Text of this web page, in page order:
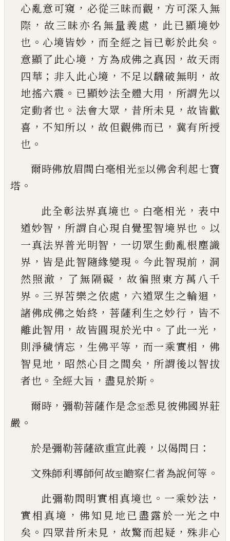
心亂意可窺 ， 必從三昧而觀 ， 方可深入無
際 ， 故三昧亦名無量義處 ， 此已顯境妙
也 。 心境皆妙 ， 而全經之旨已彰於此矣 。
意顯了此心境 ， 方為成佛之真因 ，故天雨
四華 ； 非入此心境 ， 不足以飜破無明 ， 故
地搖六震 。 已顯妙法全體大用 ， 所謂先以
定動者也 。 法會大眾 ， 昔所未見 ，故皆歡
喜 ，不知所以 ，故但觀佛而已 ， 冀有所授
也 。
爾時佛放眉間白毫相光至以佛舍利起七寶
塔 。
此全彰法界真境也 。 白毫相光 ， 表中
道妙智 ， 所謂 自心現自覺聖智境界也 。 以
一真法界普光明智 ， 一切眾生動亂根塵識
界 ， 皆是此智隨緣變現 。 今此智現前 ， 洞
然照澈 ， 了無隔礙 ， 故徧照東方萬八千
界 。 三界苦樂之依處 ， 六道眾生之輪迴 ，
諸佛成佛之始終 ， 菩薩利生之妙行 ， 皆不
離此智用 ，故皆圓現於光中 。 了此一光 ，
則淨穢情忘 ， 生佛平等 ， 而一乘實相 ， 佛
智見地 ， 昭然心目之間矣 ， 所謂後以智拔
者也 。 全經大旨 ， 盡見於斯 。
爾時 ，彌勒菩薩作是念至悉見彼佛國界莊
嚴 。
於是彌勒菩薩欲重宣此義 ， 以偈問曰 ：
文殊師利導師何故至瞻察仁者為說何等 。
此彌勒問明實相真境也 。 一乘妙法 ，
實相真境 ， 佛知見地已盡露於一光之中
矣 。 四眾昔所未見 ， 故驚而起疑 ， 殊非心